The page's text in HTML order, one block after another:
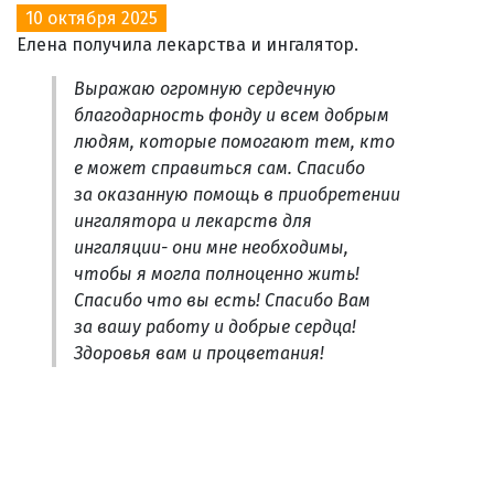
10 октября 2025
Елена получила лекарства и ингалятор.
Выражаю огромную сердечную
благодарность фонду и всем добрым
людям, которые помогают тем, кто
е может справиться сам. Спасибо
за оказанную помощь в приобретении
ингалятора и лекарств для
ингаляции- они мне необходимы,
чтобы я могла полноценно жить!
Спасибо что вы есть! Спасибо Вам
за вашу работу и добрые сердца!
Здоровья вам и процветания!